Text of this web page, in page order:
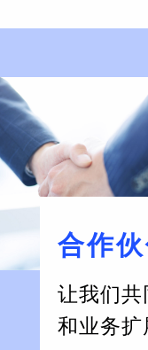
合作
让我们
和业务扩